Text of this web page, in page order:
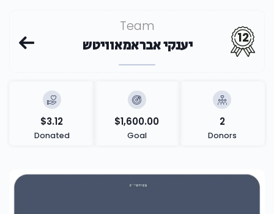
Team
יענקי אבראמאוויטש 12
$3.12
Donated
$1,600.00
Goal
2
Donors